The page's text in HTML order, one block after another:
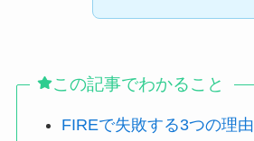
この記事でわかること
FIREで失敗する3つの理由